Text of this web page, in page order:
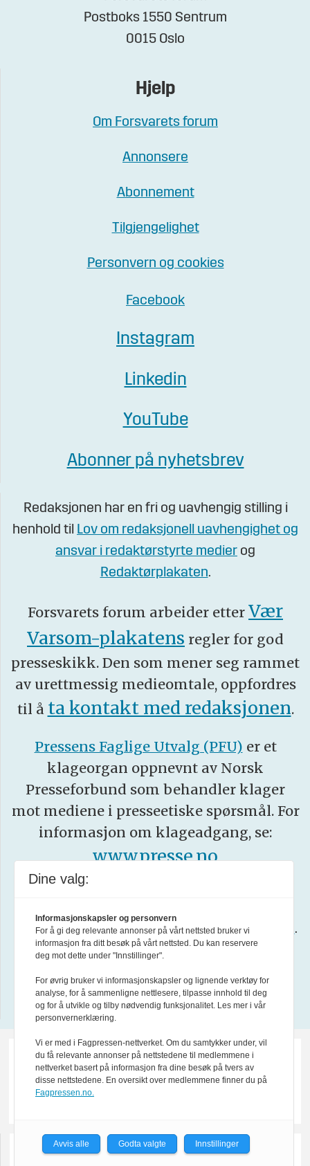
Postboks 1550 Sentrum
0015 Oslo
Hjelp
Om Forsvarets forum
Annonsere
Abonnement
Tilgjengelighet
Personvern og cookies
Facebook
Instagram
Linkedin
YouTube
Abonner på nyhetsbrev
Redaksjonen har en fri og uavhengig stilling i
henhold til Lov om redaksjonell uavhengighet og
ansvar i redaktørstyrte medier og
Redaktørplakaten.
Forsvarets forum arbeider etter Vær
Varsom-plakatens regler for god
presseskikk. Den som mener seg rammet
av urettmessig medieomtale, oppfordres
til å ta kontakt med redaksjonen.
Pressens Faglige Utvalg (PFU) er et
klageorgan oppnevnt av Norsk
Presseforbund som behandler klager
mot mediene i presseetiske spørsmål. For
informasjon om klageadgang, se:
www.presse.no
Les mer iFormålsparagraf for Forsvarets forum .
About us in English
Design by Nordström Design
Dine valg:
Informasjonskapsler og personvern
For å gi deg relevante annonser på vårt nettsted bruker vi
informasjon fra ditt besøk på vårt nettsted. Du kan reservere
deg mot dette under "Innstillinger".
For øvrig bruker vi informasjonskapsler og lignende verktøy for
analyse, for å sammenligne nettlesere, tilpasse innhold til deg
og for å utvikle og tilby nødvendig funksjonalitet. Les mer i vår
personvernerklæring.
Vi er med i Fagpressen-nettverket. Om du samtykker under, vil
du få relevante annonser på nettstedene til medlemmene i
nettverket basert på informasjon fra dine besøk på tvers av
disse nettstedene. En oversikt over medlemmene finner du på
Fagpressen.no.
Avvis alle Godta valgte Innstillinger